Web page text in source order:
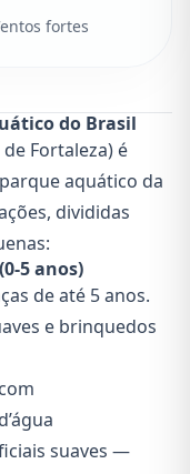
fortes
do Brasil
Fortaleza) é
aquático da
divididas
5 anos)
de até 5 anos.
e brinquedos
suaves —